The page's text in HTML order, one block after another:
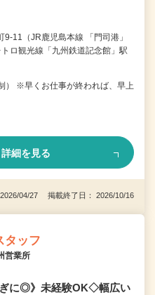
11（JR鹿児島本線 「門司港」
ロ観光線「九州鉄道記念館」駅
） ※早くお仕事が終われば、早上
詳細を見る
04/27 掲載終了日： 2026/10/16
タッフ
営業所
ぎに◎》未経験OK◇幅広い